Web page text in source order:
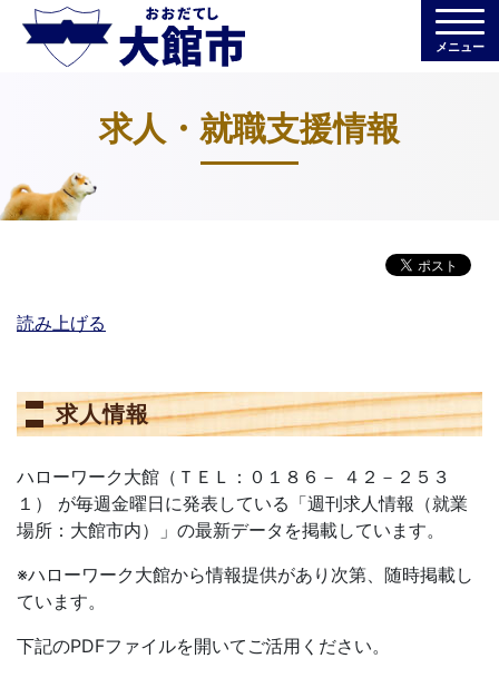
メニュー
求人・就職支援情報
読み上げる
求人情報
ハローワーク大館（ＴＥＬ：０１８６－ ４２－２５３
１）
が毎週金曜日に発表している「週刊求人情報（就業
場所：大館市内）」の最新データを掲載しています。
※ハローワーク大館から情報提供があり次第、随時掲載し
ています。
下記のPDFファイルを開いてご活用ください。